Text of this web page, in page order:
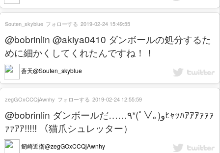
@bobrinlin @akiya0410 ダンボールの処分するた
めに細かくしてくれたんですね！！
蒼天@Souten_skyblue
Souten_skyblue フォローする 2019-02-24 15:49:55
@bobrinlin ダンボールだ……٩*(ﾟ∀｡)وﾋｬｯﾊｱｱｱｧｧｧ
ｧｧｱｱ!!!!! （猫爪シュレッター）
剱崎近衛@zegGOxCCQjAwnhy
zegGOxCCQjAwnhy フォローする 2019-02-24 12:55:59